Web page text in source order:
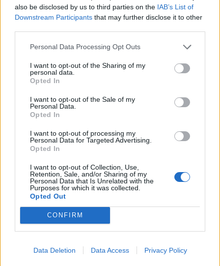
also be disclosed by us to third parties on the IAB’s List of
Downstream Participants that may further disclose it to other
Personal Data Processing Opt Outs
I want to opt-out of the Sharing of my
personal data.
Opted In
I want to opt-out of the Sale of my
Personal Data.
Opted In
I want to opt-out of processing my
Personal Data for Targeted Advertising.
Opted In
I want to opt-out of Collection, Use,
Retention, Sale, and/or Sharing of my
Personal Data that Is Unrelated with the
Purposes for which it was collected.
Opted Out
CONFIRM
Data Deletion Data Access Privacy Policy